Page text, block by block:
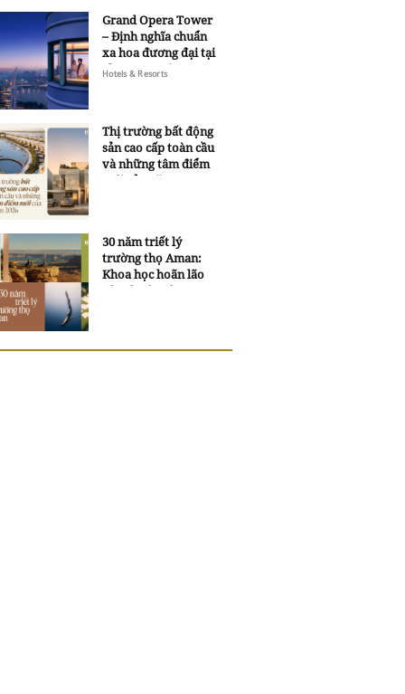
Grand Opera Tower
– Định nghĩa chuẩn
xa hoa đương đại tại
Sheraton Saigon
Hotels & Resorts
Thị trường bất động
sản cao cấp toàn cầu
và những tâm điểm
mới của năm 2026
30 năm triết lý
trường thọ Aman:
Khoa học hoãn lão
và trí tuệ ngàn xưa